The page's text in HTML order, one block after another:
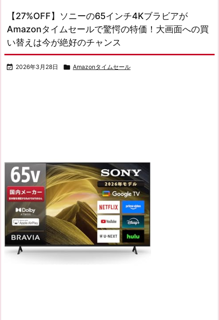
【27%OFF】ソニーの65インチ4Kブラビアが
Amazonタイムセールで驚愕の特価！大画面への買
い替えは今が絶好のチャンス
 2026年3月28日  Amazonタイムセール